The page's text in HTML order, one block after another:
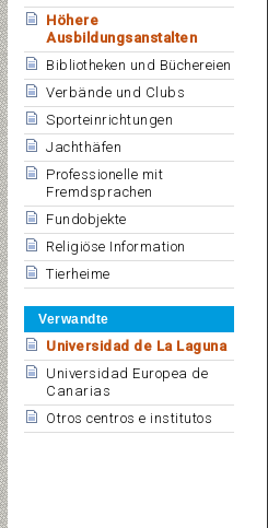
Höhere
Ausbildungsanstalten
Bibliotheken und Büchereien
Verbände und Clubs
Sporteinrichtungen
Jachthäfen
Professionelle mit
Fremdsprachen
Fundobjekte
Religiöse Information
Tierheime
Verwandte
Universidad de La Laguna
Universidad Europea de
Canarias
Otros centros e institutos